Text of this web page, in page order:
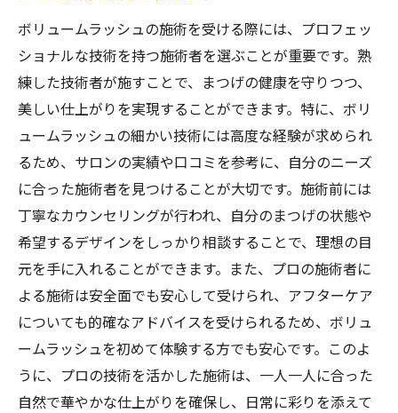
ボリュームラッシュの施術を受ける際には、プロフェッ
ショナルな技術を持つ施術者を選ぶことが重要です。熟
練した技術者が施すことで、まつげの健康を守りつつ、
美しい仕上がりを実現することができます。特に、ボリ
ュームラッシュの細かい技術には高度な経験が求められ
るため、サロンの実績や口コミを参考に、自分のニーズ
に合った施術者を見つけることが大切です。施術前には
丁寧なカウンセリングが行われ、自分のまつげの状態や
希望するデザインをしっかり相談することで、理想の目
元を手に入れることができます。また、プロの施術者に
よる施術は安全面でも安心して受けられ、アフターケア
についても的確なアドバイスを受けられるため、ボリュ
ームラッシュを初めて体験する方でも安心です。このよ
うに、プロの技術を活かした施術は、一人一人に合った
自然で華やかな仕上がりを確保し、日常に彩りを添えて